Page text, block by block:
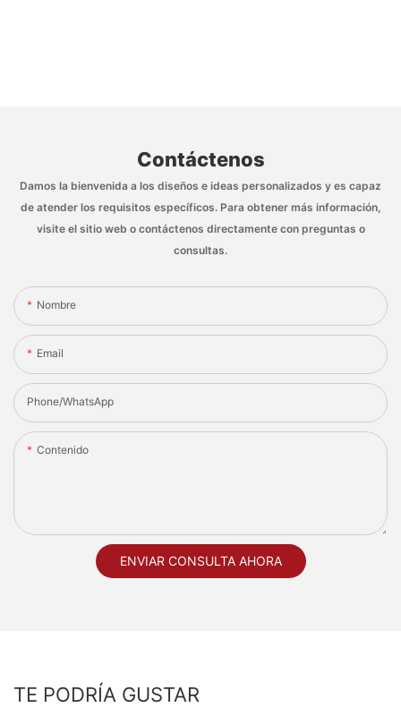
Contáctenos
Damos la bienvenida a los diseños e ideas personalizados y es capaz
de atender los requisitos específicos. Para obtener más información,
visite el sitio web o contáctenos directamente con preguntas o
consultas.
Nombre
Email
Phone/whatsApp
Contenido
ENVIAR CONSULTA AHORA
TE PODRÍA GUSTAR